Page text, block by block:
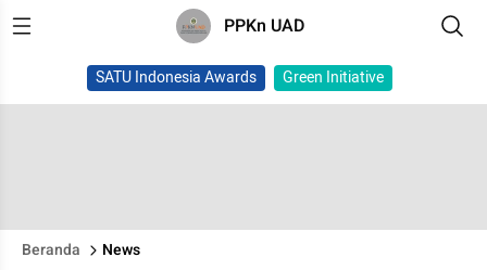
PPKn UAD
SATU Indonesia Awards Green Initiative
Beranda News